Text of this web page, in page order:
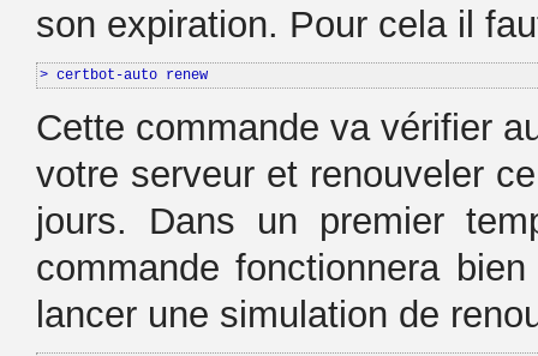
son expiration. Pour cela il
> certbot-auto renew
Cette commande va vérifier
votre serveur et renouveler
jours. Dans un premier
commande fonctionnera
lancer une simulation de